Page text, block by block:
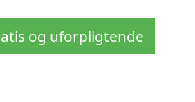
og uforpligtende